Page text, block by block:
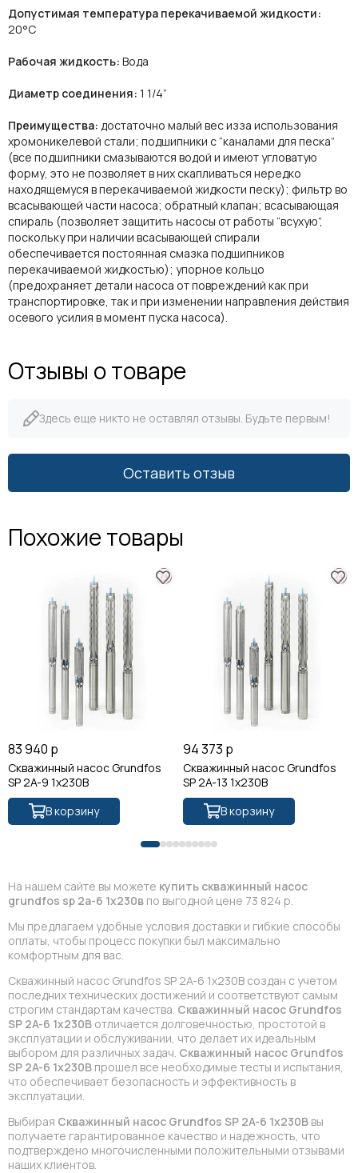
Допустимая температура перекачиваемой жидкости:
20°C
Рабочая жидкость: Вода
Диаметр соединения: 1 1/4”
Преимущества: достаточно малый вес изза использования
хромоникелевой стали; подшипники с “каналами для песка”
(все подшипники смазываются водой и имеют угловатую
форму, это не позволяет в них скапливаться нередко
находящемуся в перекачиваемой жидкости песку); фильтр во
всасывающей части насоса; обратный клапан; всасывающая
спираль (позволяет защитить насосы от работы “всухую”,
поскольку при наличии всасывающей спирали
обеспечивается постоянная смазка подшипников
перекачиваемой жидкостью); упорное кольцо
(предохраняет детали насоса от повреждений как при
транспортировке, так и при изменении направления действия
осевого усилия в момент пуска насоса).
Отзывы о товаре
Здесь еще никто не оставлял отзывы. Будьте первым!
Оставить отзыв
Похожие товары
83 940 р
Скважинный насос Grundfos
SP 2A-9 1x230В
В корзину
94 373 р
Скважинный насос Grundfos
SP 2A-13 1x230В
В корзину
На нашем сайте вы можете купить скважинный насос
grundfos sp 2a-6 1x230в по выгодной цене 73 824 р.
Мы предлагаем удобные условия доставки и гибкие способы
оплаты, чтобы процесс покупки был максимально
комфортным для вас.
Скважинный насос Grundfos SP 2A-6 1x230В создан с учетом
последних технических достижений и соответствуют самым
строгим стандартам качества. Скважинный насос Grundfos
SP 2A-6 1x230В отличается долговечностью, простотой в
эксплуатации и обслуживании, что делает их идеальным
выбором для различных задач. Скважинный насос Grundfos
SP 2A-6 1x230В прошел все необходимые тесты и испытания,
что обеспечивает безопасность и эффективность в
эксплуатации.
Выбирая Скважинный насос Grundfos SP 2A-6 1x230В вы
получаете гарантированное качество и надежность, что
подтверждено многочисленными положительными отзывами
наших клиентов.